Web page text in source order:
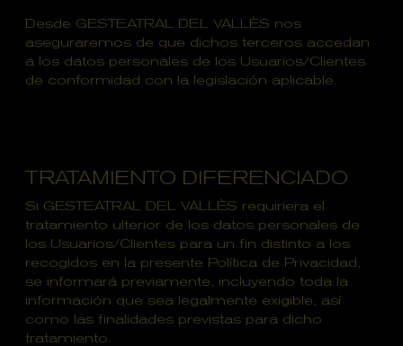
Desde GESTEATRAL DEL VALLÈS nos
aseguraremos de que dichos terceros accedan
a los datos personales de los Usuarios/Clientes
de conformidad con la legislación aplicable.
TRATAMIENTO DIFERENCIADO
Si GESTEATRAL DEL VALLÈS requiriera el
tratamiento ulterior de los datos personales de
los Usuarios/Clientes para un fin distinto a los
recogidos en la presente Política de Privacidad,
se informará previamente, incluyendo toda la
información que sea legalmente exigible, así
como las finalidades previstas para dicho
tratamiento.